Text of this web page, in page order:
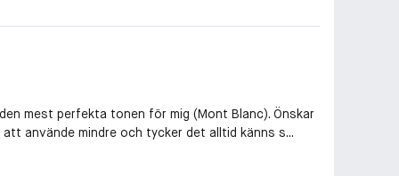
mest perfekta tonen för mig (Mont Blanc). Önskar
använde mindre och tycker det alltid känns s...